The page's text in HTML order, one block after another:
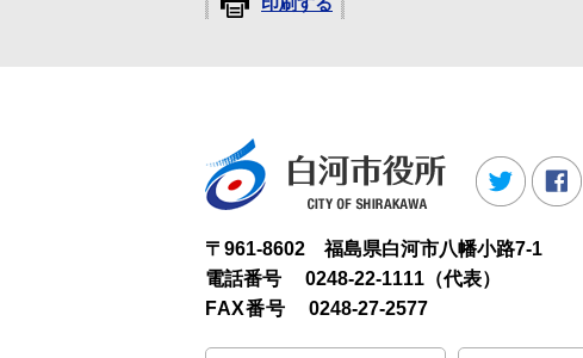
白河市役所
Twitter
〒961-8602 福島県白河市八幡小路7-1
電話番号
0248-22-1111（代表）
FAX番号
0248-27-2577